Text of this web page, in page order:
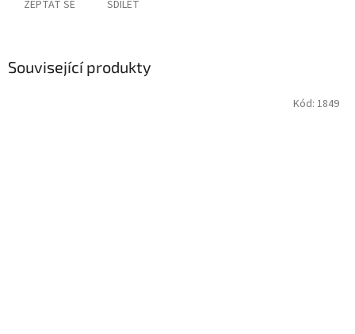
ZEPTAT SE SDÍLET
Související produkty
Kód: 1849